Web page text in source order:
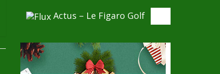
Actus – Le Figaro Golf